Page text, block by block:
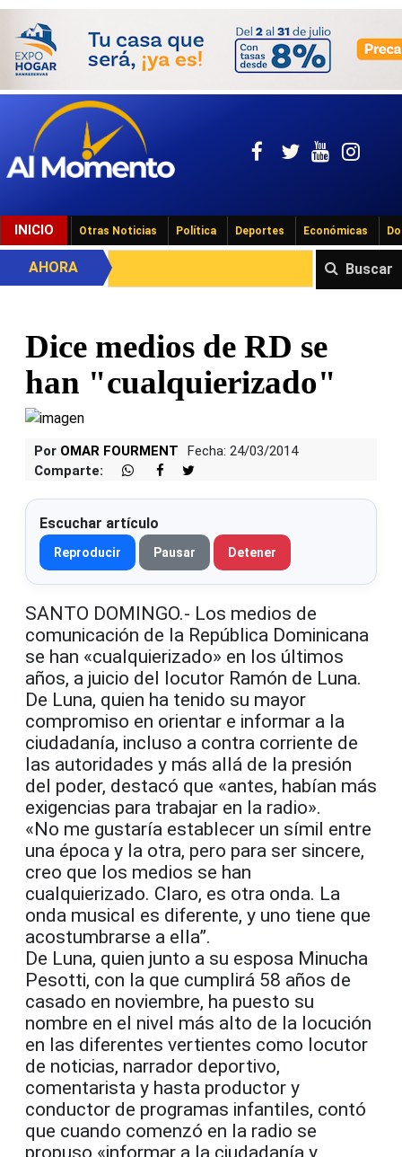
INICIO Otras Noticias Política Deportes Económicas
Buscar
AHORA
Dice medios de RD se
han "cualquierizado"
Por OMAR FOURMENT
Fecha: 24/03/2014
Comparte:
Escuchar artículo
Reproducir Pausar Detener
SANTO DOMINGO.- Los medios de
comunicación de la República Dominicana
se han «cualquierizado» en los últimos
años, a juicio del locutor Ramón de Luna.
De Luna, quien ha tenido su mayor
compromiso en orientar e informar a la
ciudadanía, incluso a contra corriente de
las autoridades y más allá de la presión
del poder, destacó que «antes, habían más
exigencias para trabajar en la radio».
«No me gustaría establecer un símil entre
una época y la otra, pero para ser sincere,
creo que los medios se han
cualquierizado. Claro, es otra onda. La
onda musical es diferente, y uno tiene que
acostumbrarse a ella”.
De Luna, quien junto a su esposa Minucha
Pesotti, con la que cumplirá 58 años de
casado en noviembre, ha puesto su
nombre en el nivel más alto de la locución
en las diferentes vertientes como locutor
de noticias, narrador deportivo,
comentarista y hasta productor y
conductor de programas infantiles, contó
que cuando comenzó en la radio se